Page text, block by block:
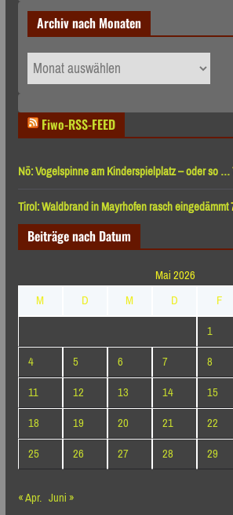
Archiv nach Monaten
Archiv
nach
Fiwo-RSS-FEED
Nö: Vogelspinne am Kinderspielplatz – oder so …
Tirol: Waldbrand in Mayrhofen rasch eingedämmt
Beiträge nach Datum
Mai 2026
M
D M D F
1
4
5 6 7 8
11
12 13 14 15
18
19 20 21 22
25
26 27 28 29
« Apr. Juni »